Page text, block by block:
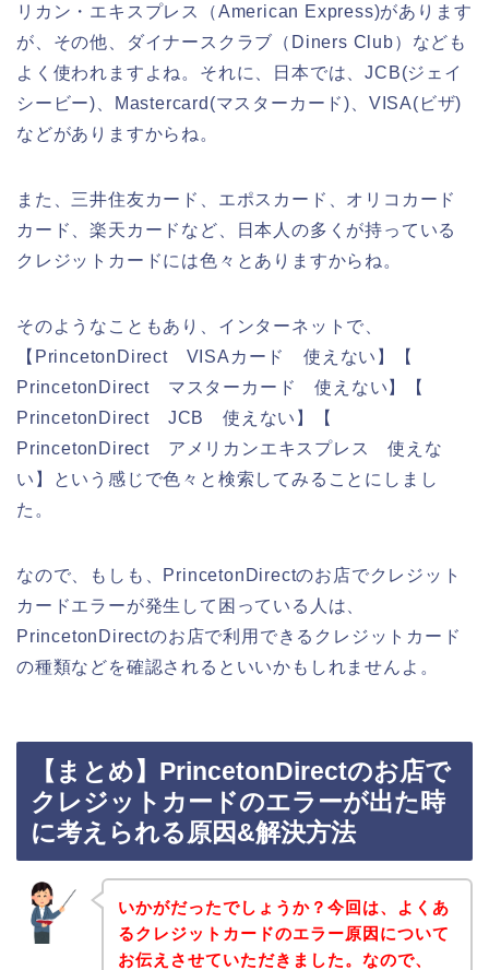
リカン・エキスプレス（American Express)があります
が、その他、ダイナースクラブ（Diners Club）なども
よく使われますよね。それに、日本では、JCB(ジェイ
シービー)、Mastercard(マスターカード)、VISA(ビザ)
などがありますからね。
また、三井住友カード、エポスカード、オリコカード
カード、楽天カードなど、日本人の多くが持っている
クレジットカードには色々とありますからね。
そのようなこともあり、インターネットで、
【PrincetonDirect VISAカード 使えない】【
PrincetonDirect マスターカード 使えない】【
PrincetonDirect JCB 使えない】【
PrincetonDirect アメリカンエキスプレス 使えな
い】という感じで色々と検索してみることにしまし
た。
なので、もしも、PrincetonDirectのお店でクレジット
カードエラーが発生して困っている人は、
PrincetonDirectのお店で利用できるクレジットカード
の種類などを確認されるといいかもしれませんよ。
【まとめ】PrincetonDirectのお店で
クレジットカードのエラーが出た時
に考えられる原因&解決方法
いかがだったでしょうか？今回は、よくあ
るクレジットカードのエラー原因について
お伝えさせていただきました。なので、